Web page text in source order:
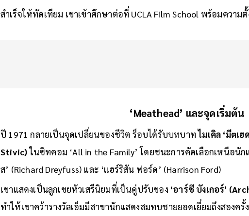
การเติบโตในเงาของพ่อที่ได้รางวัลเอ็มมีมาแล้วหลายครั้งไม่ใช่เรื่องง่
‘Meathead’ และจุดเริ่มต้น
ปี 1971 กลายเป็นจุดเปลี่ยนของชีวิต ร็อบได้รับบทบาทไมเคิล ‘มีตเ
Stivic)ในซิทคอม ‘All in the Family’ โดยชนะการคัดเลือกเหนือนัก
ส’ (Richard Dreyfuss) และ ‘แฮร์ริสัน ฟอร์ด’ (Harrison Ford)
เขาแสดงเป็นลูกเขยหัวเสรีนิยมที่เป็นคู่ปรับของ‘อาร์ชี บังเกอร์’